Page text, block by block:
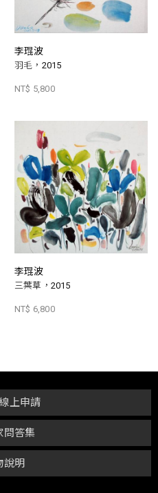
李琨波
羽毛，2015
NT$ 5,800
李琨波
三葉草，2015
NT$ 6,800
說明
問答集
上申請